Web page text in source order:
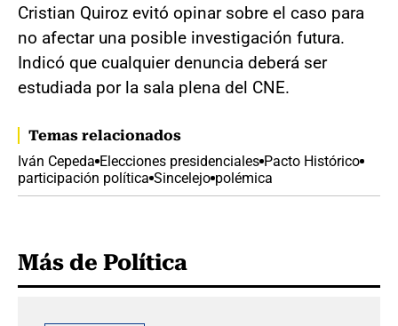
Cristian Quiroz evitó opinar sobre el caso para
no afectar una posible investigación futura.
Indicó que cualquier denuncia deberá ser
estudiada por la sala plena del CNE.
Temas relacionados
Iván Cepeda Elecciones presidenciales Pacto Histórico
participación política Sincelejo polémica
Más de Política